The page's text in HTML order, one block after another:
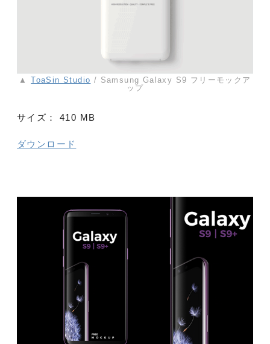
▲ToaSin Studio / Samsung Galaxy S9 フリーモックア
ップ
サイズ： 410 MB
ダウンロード